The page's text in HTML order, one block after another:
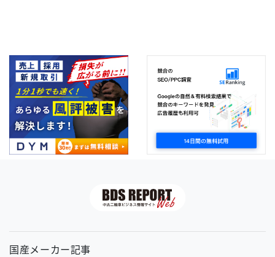
国産メーカー記事